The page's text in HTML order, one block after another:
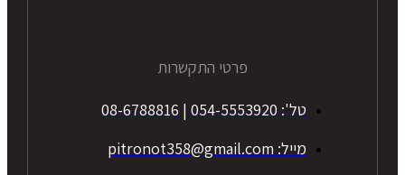
פרטי התקשרות
טל': 054-5553920 | 08-6788816
מייל: pitronot358@gmail.com